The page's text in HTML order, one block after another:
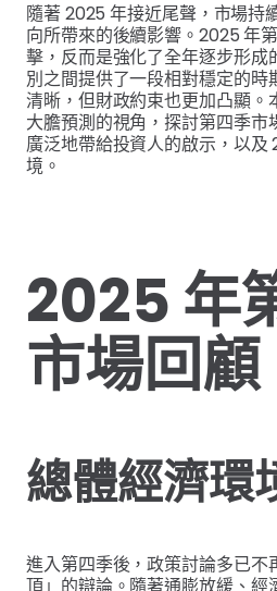
隨著 2025 年接近尾聲，市場持
向所帶來的後續影響。2025 年
擊，反而是強化了全年逐步形成
別之間提供了一段相對穩定的時
清晰，但財政約束也更加凸顯。
大膽預測的視角，探討第四季
廣泛地帶給投資人的啟示，以及
境。
2025 年
市場回顧
總體經濟環
進入第四季後，政策討論多已不